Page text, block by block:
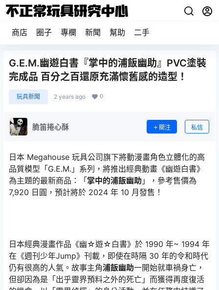
商店 圈子 專欄 新聞 幫助 二手
G.E.M.幽遊白書『掌中的浦飯幽助』PVC塗裝
完成品 百分之百還原充滿懷舊感的造型！
玩具新聞 2 years ago 0
脆笛捲心酥 關注 私信
日本 Megahouse 玩具公司旗下將動漫畫角色立體化的高
品質模型「G.E.M.」系列，將推出經典動畫《幽遊白書》
為主題的最新商品：「掌中的浦飯幽助 」，參考售價為
7,920 日圓，預計將於 2024 年 10 月發售！
日本經典漫畫作品《幽☆遊☆白書》於 1990 年~ 1994 年
在《週刊少年Jump》刊載，即使在時隔 30 年的令和時代
仍有很高的人氣。故事主角浦飯幽助一開始就車禍身亡，
但卻因為是「出乎靈界預料之外的死亡」而獲得再度復活